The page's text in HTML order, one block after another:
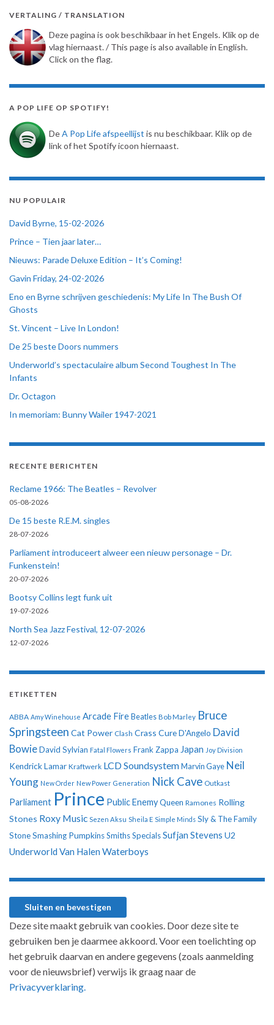
VERTALING / TRANSLATION
Deze pagina is ook beschikbaar in het Engels. Klik op de
vlag hiernaast. / This page is also available in English.
Click on the flag.
A POP LIFE OP SPOTIFY!
DeA Pop Life afspeellijst is nu beschikbaar. Klik op de
link of het Spotify icoon hiernaast.
NU POPULAIR
David Byrne, 15-02-2026
Prince – Tien jaar later…
Nieuws: Parade Deluxe Edition – It’s Coming!
Gavin Friday, 24-02-2026
Eno en Byrne schrijven geschiedenis: My Life In The Bush Of
Ghosts
St. Vincent – Live In London!
De 25 beste Doors nummers
Underworld’s spectaculaire album Second Toughest In The
Infants
Dr. Octagon
In memoriam: Bunny Wailer 1947-2021
RECENTE BERICHTEN
Reclame 1966: The Beatles – Revolver
05-08-2026
De 15 beste R.E.M. singles
28-07-2026
Parliament introduceert alweer een nieuw personage – Dr.
Funkenstein!
20-07-2026
Bootsy Collins legt funk uit
19-07-2026
North Sea Jazz Festival, 12-07-2026
12-07-2026
ETIKETTEN
ABBA Amy Winehouse Arcade Fire Beatles Bob Marley Bruce
Springsteen Cat Power Clash Crass CureD'Angelo David
BowieDavid Sylvian Fatal Flowers Frank Zappa Japan Joy Division
Kendrick Lamar Kraftwerk LCD Soundsystem Marvin Gaye Neil
Young New Order New Power Generation Nick Cave Outkast
Parliament Prince Public EnemyQueen Ramones Rolling
Stones Roxy Music Sezen Aksu Sheila E Simple Minds Sly & The Family
StoneSmashing PumpkinsSmithsSpecialsSufjan Stevens U2
Underworld Van Halen Waterboys
Deze site maakt gebruik van cookies. Door deze site te
gebruiken ben je daarmee akkoord. Voor een toelichting op
het gebruik daarvan en andere gegevens (zoals aanmelding
voor de nieuwsbrief) verwijs ik graag naar de
Privacyverklaring.